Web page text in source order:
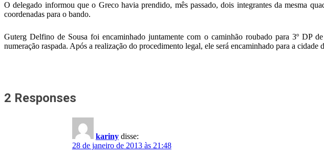
O delegado informou que o Greco havia prendido, mês passado, dois integrantes da mesma
coordenadas para o bando.
Guterg Delfino de Sousa foi encaminhado juntamente com o caminhão roubado para 3º DP
numeração raspada. Após a realização do procedimento legal, ele será encaminhado para a
2 Responses
kariny disse:
28 de janeiro de 2013 às 21:48